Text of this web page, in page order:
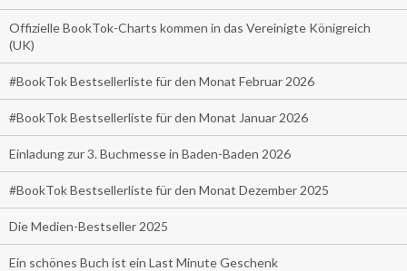
Offizielle BookTok-Charts kommen in das Vereinigte Königreich
(UK)
#BookTok Bestsellerliste für den Monat Februar 2026
#BookTok Bestsellerliste für den Monat Januar 2026
Einladung zur 3. Buchmesse in Baden-Baden 2026
#BookTok Bestsellerliste für den Monat Dezember 2025
Die Medien-Bestseller 2025
Ein schönes Buch ist ein Last Minute Geschenk